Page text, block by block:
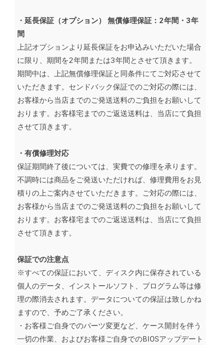
・延長保証（オプション） 無償修理保証：2年間・3年
間
上記オプションより延長保証をお申込みいただいた場合
に限り、期間を2年間または3年間とさせて頂きます。
期間中は、上記無償修理保証と同条件にてご対応させて
いただきます。センドバック保証でのご対応の際には、
お客様から当店までのご発送送料のご負担をお願いして
おります。お客様宅までのご返送送料は、当店にて負担
させて頂きます。
・有償修理対応
保証期間終了後については、実費での修理を承ります。
不調時には商品をご発送いただければ、修理費用をお見
積りの上ご案内させていただきます。ご対応の際には、
お客様から当店までのご発送送料のご負担をお願いして
おります。お客様宅までのご返送送料は、当店にて負担
させて頂きます。
保証での注意点
※すべての保証において、ディスク内に保存されている
個人のデータ、インストールソフト、プログラム等は修
理の際消去されます。データについての保証は致しかね
ますので、予めご了承ください。
・お客様ご自身でのパーツ変更など、ケース開封を伴う
一切の作業、およびお客様ご自身でのBIOSアップデート